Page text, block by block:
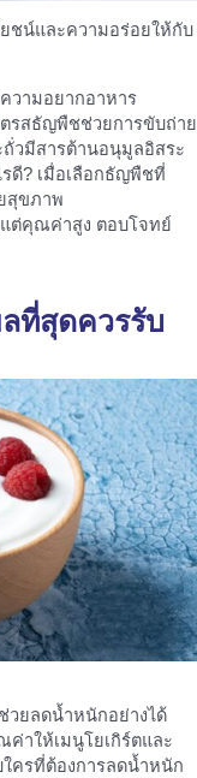
ชน์และความอร่อยให้กับ
วามอยากอาหาร
ตรสธัญพืชช่วยการขับถ่าย
วมีสารต้านอนุมูลอิสระ
ดี? เมื่อเลือกธัญพืชที่
สุขภาพ
ต่คุณค่าสูง ตอบโจทย์
ที่สุดควรรับ
วยลดน้ำหนักอย่างได้
าให้เมนูโยเกิร์ตและ
ครที่ต้องการลดน้ำหนัก